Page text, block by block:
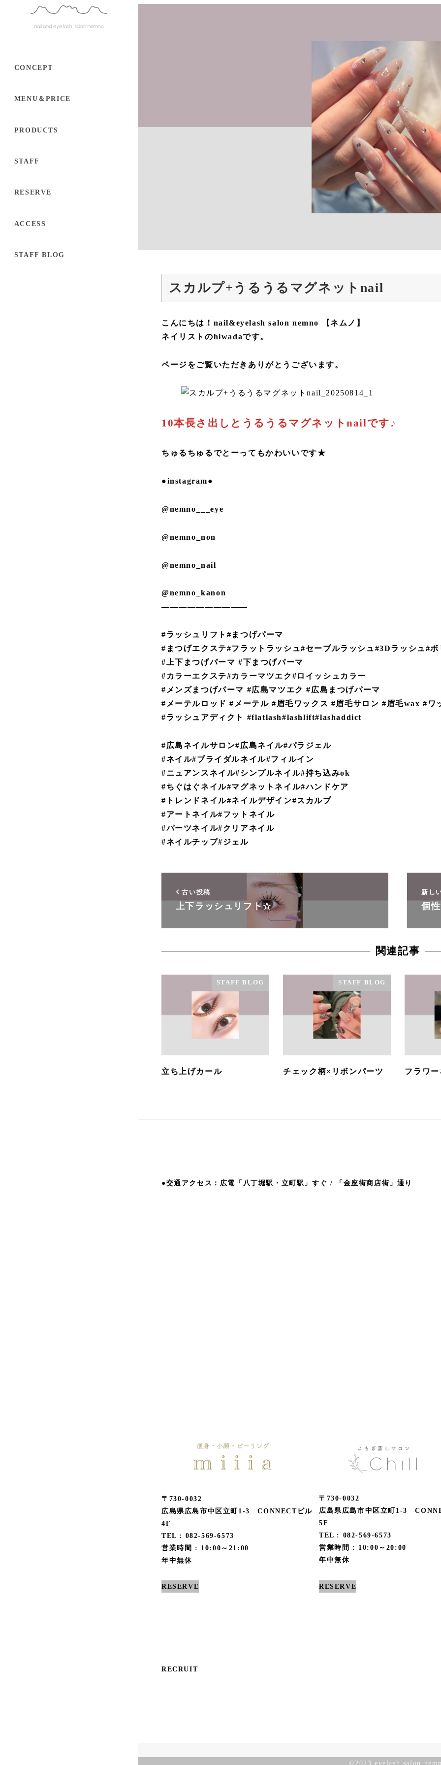
CONCEPT
MENU＆PRICE
PRODUCTS
STAFF
RESERVE
ACCESS
STAFF BLOG
スカルプ+うるうるマグネットnail
こんにちは！nail&eyelash salon nemno 【ネムノ】
ネイリストのhiwadaです。
ページをご覧いただきありがとうございます。
10本長さ出しとうるうるマグネットnailです♪
ちゅるちゅるでとーってもかわいいです★
●instagram●
@nemno___eye
@nemno_non
@nemno_nail
@nemno_kanon
——————————
#ラッシュリフト#まつげパーマ
#まつげエクステ#フラットラッシュ#セーブルラッシュ#3Dラッシュ#ボ
#上下まつげパーマ #下まつげパーマ
#カラーエクステ#カラーマツエク#ロイッシュカラー
#メンズまつげパーマ #広島マツエク #広島まつげパーマ
#メーテルロッド #メーテル #眉毛ワックス #眉毛サロン #眉毛wax #ワ
#ラッシュアディクト #flatlash#lashlift#lashaddict
#広島ネイルサロン#広島ネイル#パラジェル
#ネイル#ブライダルネイル#フィルイン
#ニュアンスネイル#シンプルネイル#持ち込みok
#ちぐはぐネイル#マグネットネイル#ハンドケア
#トレンドネイル#ネイルデザイン#スカルプ
#アートネイル#フットネイル
#パーツネイル#クリアネイル
#ネイルチップ#ジェル
古い投稿
上下ラッシュリフト☆
新し
個
関連記事
STAFF BLOG
立ち上げカール
STAFF BLOG
チェック柄×リボンパーツ フラワ
●交通アクセス：広電「八丁堀駅・立町駅」すぐ / 「金座街商店街」通り
〒730-0032
広島県広島市中区立町1-3 CONNECTビル
4F
TEL : 082-569-6573
営業時間 : 10:00～21:00
年中無休
RESERVE
〒730-0032
広島県広島市中区立町1-3
5F
TEL : 082-569-6573
営業時間 : 10:00～20:00
年中無休
RESERVE
RECRUIT
©︎2023 eyelash salon